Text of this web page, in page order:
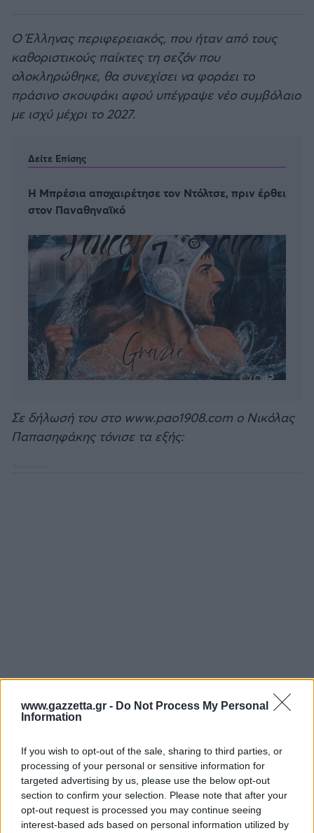
www.gazzetta.gr - Do Not Process My Personal
Information
If you wish to opt-out of the sale, sharing to third parties, or
processing of your personal or sensitive information for
targeted advertising by us, please use the below opt-out
section to confirm your selection. Please note that after your
opt-out request is processed you may continue seeing
interest-based ads based on personal information utilized by
Ο Έλληνας περιφερειακός, που ήταν από τους
καθοριστικούς παίκτες τη σεζόν που
ολοκληρώθηκε, θα συνεχίσει να φοράει το
πράσινο σκουφάκι αφού υπέγραψε νέο συμβόλαιο
με ισχύ μέχρι το 2027.
Δείτε Επίσης
Η Μπρέσια αποχαιρέτησε τον Ντόλτσε, πριν έρθει
στον Παναθηναϊκό
Σε δήλωσή του στο www.pao1908.com ο Νικόλας
Παπασηφάκης τόνισε τα εξής: